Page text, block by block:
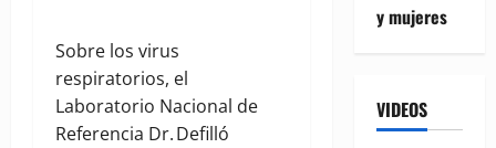
Sobre los virus
respiratorios, el
Laboratorio Nacional de
Referencia Dr. Defilló
y mujeres
VIDEOS